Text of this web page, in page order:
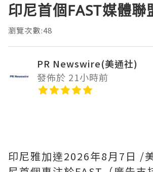
印尼首個FAST媒體聯
瀏覽次數:48
PR Newswire(美通社)
發佈於 21小時前
印尼雅加達2026年8月7日 /